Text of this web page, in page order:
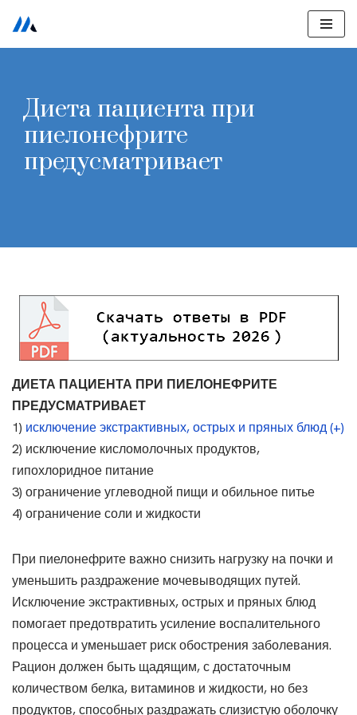
Перейти
Диета пациента при
пиелонефрите
предусматривает
ДИЕТА ПАЦИЕНТА ПРИ ПИЕЛОНЕФРИТЕ
ПРЕДУСМАТРИВАЕТ
1) исключение экстрактивных, острых и пряных блюд (+)
2) исключение кисломолочных продуктов,
гипохлоридное питание
3) ограничение углеводной пищи и обильное питье
4) ограничение соли и жидкости
При пиелонефрите важно снизить нагрузку на почки и
уменьшить раздражение мочевыводящих путей.
Исключение экстрактивных, острых и пряных блюд
помогает предотвратить усиление воспалительного
процесса и уменьшает риск обострения заболевания.
Рацион должен быть щадящим, с достаточным
количеством белка, витаминов и жидкости, но без
продуктов, способных раздражать слизистую оболочку